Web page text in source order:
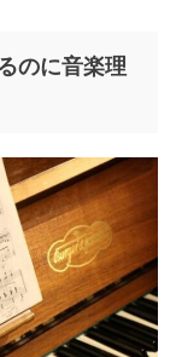
のに音楽理